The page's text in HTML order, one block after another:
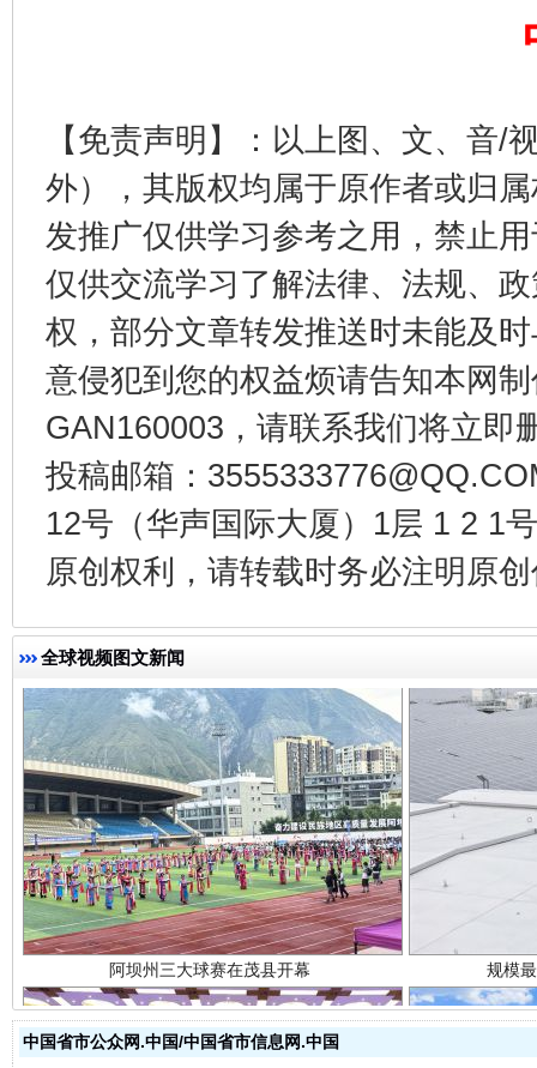
【免责声明】：以上图、文、音/
外），其版权均属于原作者或归
发推广仅供学习参考之用，禁止
仅供交流学习了解法律、法规、
权，部分文章转发推送时未能及
意侵犯到您的权益烦请告知本网
GAN160003，请联系我们将立即
投稿邮箱：
12号（华声国际大厦）1层 1 2 1
原创权利，请转载时务必注明原
全球视频图文新闻
受贿1.44亿！段成刚被判无期 从幼
全民健身五年计划来了！等你上场
阿坝州三大球赛在茂县开幕 规模
中国省市公众网.中国/中国省市信息网.中国